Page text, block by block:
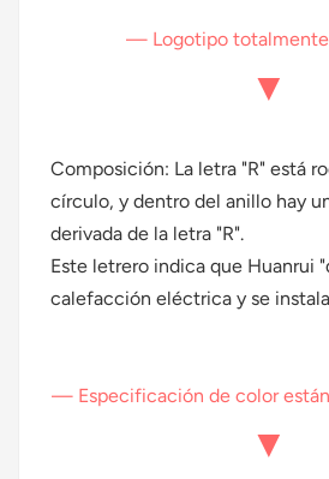
— Logotipo
▼
Composición: La letra "R" está
círculo, y dentro del anillo hay
derivada de la letra "R".
Este letrero indica que Huanrui
calefacción eléctrica y se
— Especificación de color
▼